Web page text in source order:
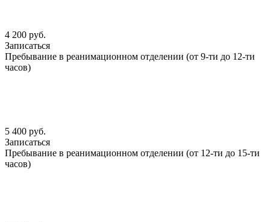
4 200 руб.
Записаться
Пребывание в реанимационном отделении (от 9-ти до 12-ти
часов)
5 400 руб.
Записаться
Пребывание в реанимационном отделении (от 12-ти до 15-ти
часов)